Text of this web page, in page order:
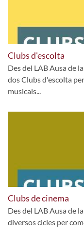
Clubs d'escolta
Des del LAB Ausa de
dos Clubs d'escolta
musicals...
Clubs de cinema
Des del LAB Ausa de
diversos cicles per